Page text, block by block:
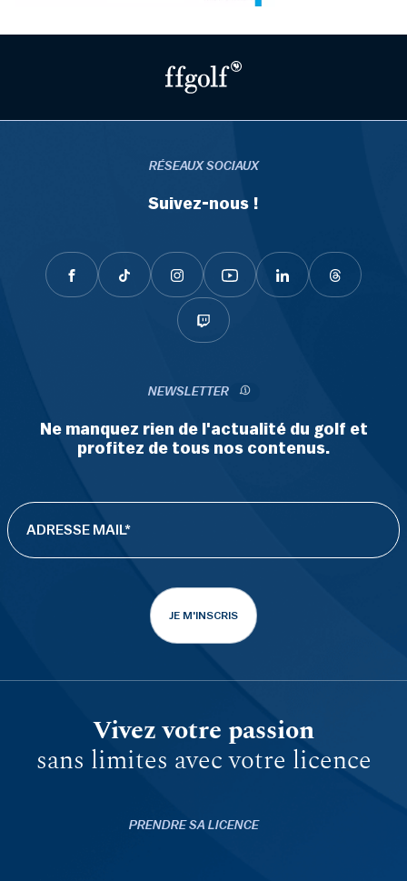
RÉSEAUX SOCIAUX
Suivez-nous !
NEWSLETTER
Ne manquez rien de l'actualité du golf et
profitez de tous nos contenus.
JE M'INSCRIS
Vivez votre passion
sans limites avec votre licence
PRENDRE SA LICENCE